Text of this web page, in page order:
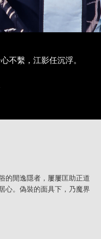
不繫，江影任沉浮。
的閒逸隱者，屢屢匡助正道
心。偽裝的面具下，乃魔界